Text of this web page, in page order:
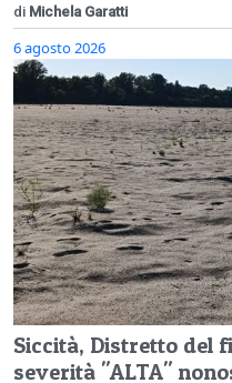
di Michela Garatti
6 agosto 2026
Siccità, Distretto del
severità "ALTA"